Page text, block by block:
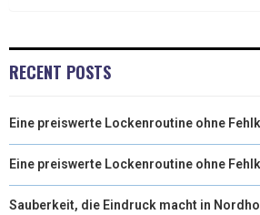
RECENT POSTS
Eine preiswerte Lockenroutine ohne
Eine preiswerte Lockenroutine ohne
Sauberkeit, die Eindruck macht in